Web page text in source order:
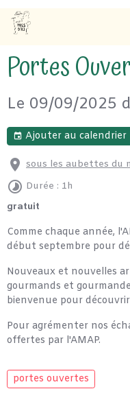
Portes
Le 09/09/2025
Ajouter au calendrier
sous les aubettes du
Durée : 1h
gratuit
Comme chaque année,
début septembre pour
Nouveaux et nouvelles
gourmands et
bienvenue pour
Pour agrémenter nos
offertes par l'AMAP.
portes ouvertes